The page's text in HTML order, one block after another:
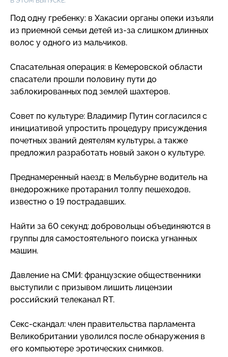
Под одну гребенку: в Хакасии органы опеки изъяли
из приемной семьи детей из-за слишком длинных
волос у одного из мальчиков.
Спасательная операция: в Кемеровской области
спасатели прошли половину пути до
заблокированных под землей шахтеров.
Совет по культуре: Владимир Путин согласился с
инициативой упростить процедуру присуждения
почетных званий деятелям культуры, а также
предложил разработать новый закон о культуре.
Преднамеренный наезд: в Мельбурне водитель на
внедорожнике протаранил толпу пешеходов,
известно о 19 пострадавших.
Найти за 60 секунд: добровольцы объединяются в
группы для самостоятельного поиска угнанных
машин.
Давление на СМИ: французские общественники
выступили с призывом лишить лицензии
российский телеканал RT.
Секс-скандал: член правительства парламента
Великобритании уволился после обнаружения в
его компьютере эротических снимков.